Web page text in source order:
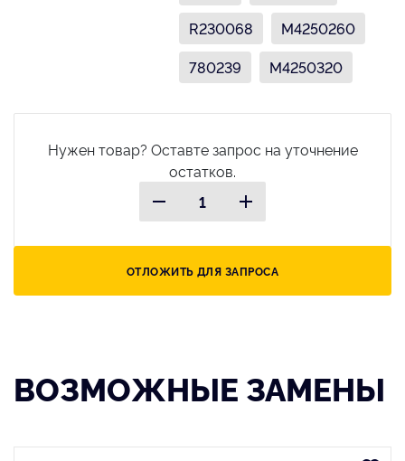
R230068
M4250260
780239
M4250320
Нужен товар? Оставте запрос на уточнение
остатков.
ОТЛОЖИТЬ ДЛЯ ЗАПРОСА
ВОЗМОЖНЫЕ ЗАМЕНЫ